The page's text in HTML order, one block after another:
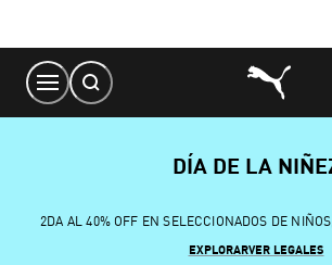
Content
DÍA DE LA
2DA AL 40% OFF EN SELECCIONADOS DE
EXPLORARVER LEGALES